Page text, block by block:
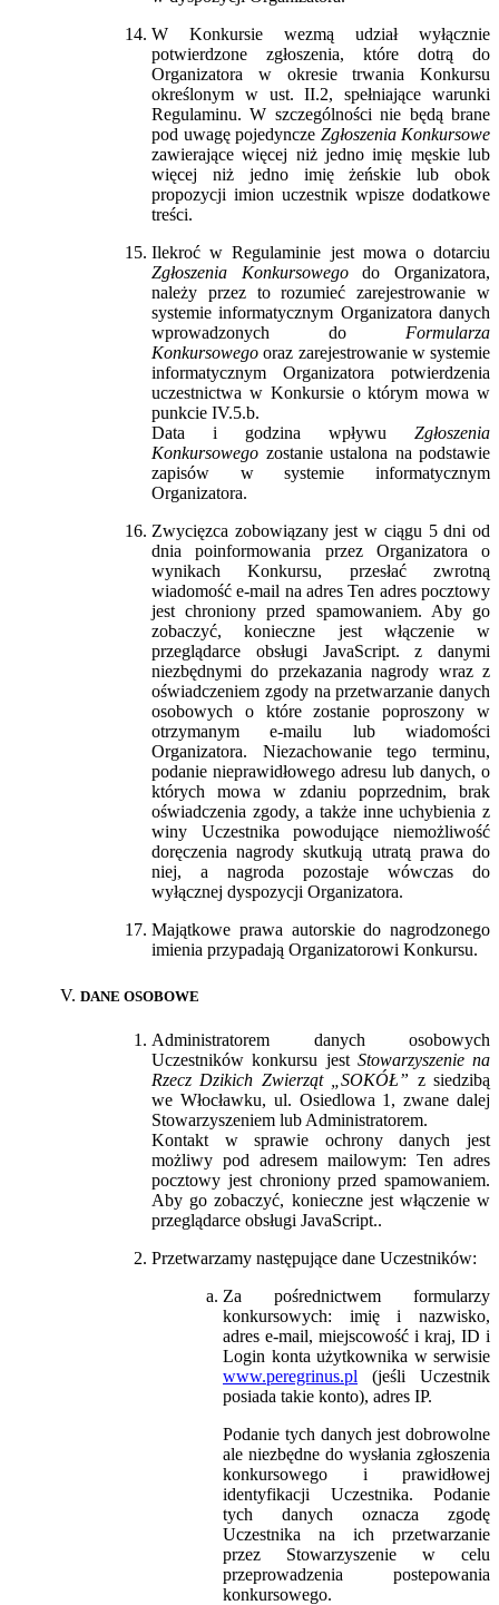
W Konkursie wezmą udział wyłącznie
potwierdzone zgłoszenia, które dotrą do
Organizatora w okresie trwania Konkursu
określonym w ust. II.2, spełniające warunki
Regulaminu. W szczególności nie będą brane
pod uwagę pojedyncze Zgłoszenia Konkursowe
zawierające więcej niż jedno imię męskie lub
więcej niż jedno imię żeńskie lub obok
propozycji imion uczestnik wpisze dodatkowe
treści.
Ilekroć w Regulaminie jest mowa o dotarciu
Zgłoszenia Konkursowegodo Organizatora,
należy przez to rozumieć zarejestrowanie w
systemie informatycznym Organizatora danych
wprowadzonych do Formularza
Konkursowego oraz zarejestrowanie w systemie
informatycznym Organizatora potwierdzenia
uczestnictwa w Konkursie o którym mowa w
punkcie IV.5.b.
Data i godzina wpływu Zgłoszenia
Konkursowego zostanie ustalona na podstawie
zapisów w systemie informatycznym
Organizatora.
Zwycięzca zobowiązany jest w ciągu 5 dni od
dnia poinformowania przez Organizatora o
wynikach Konkursu, przesłać zwrotną
wiadomość e-mail na adresTen adres pocztowy
jest chroniony przed spamowaniem. Aby go
zobaczyć, konieczne jest włączenie w
przeglądarce obsługi JavaScript. z danymi
niezbędnymi do przekazania nagrody wraz z
oświadczeniem zgody na przetwarzanie danych
osobowych o które zostanie poproszony w
otrzymanym e-mailu lub wiadomości
Organizatora. Niezachowanie tego terminu,
podanie nieprawidłowego adresu lub danych, o
których mowa w zdaniu poprzednim, brak
oświadczenia zgody, a także inne uchybienia z
winy Uczestnika powodujące niemożliwość
doręczenia nagrody skutkują utratą prawa do
niej, a nagroda pozostaje wówczas do
wyłącznej dyspozycji Organizatora.
Majątkowe prawa autorskie do nagrodzonego
imienia przypadają Organizatorowi Konkursu.
DANE OSOBOWE
Administratorem danych osobowych
Uczestników konkursu jest Stowarzyszenie na
Rzecz Dzikich Zwierząt „SOKÓŁ” z siedzibą
we Włocławku, ul. Osiedlowa 1, zwane dalej
Stowarzyszeniem lub Administratorem.
Kontakt w sprawie ochrony danych jest
możliwy pod adresem mailowym: Ten adres
pocztowy jest chroniony przed spamowaniem.
Aby go zobaczyć, konieczne jest włączenie w
przeglądarce obsługi JavaScript..
Przetwarzamy następujące dane Uczestników:
Za pośrednictwem formularzy
konkursowych: imię i nazwisko,
adres e-mail, miejscowość i kraj, ID i
Login konta użytkownika w serwisie
www.peregrinus.pl (jeśli Uczestnik
posiada takie konto), adres IP.
Podanie tych danych jest dobrowolne
ale niezbędne do wysłania zgłoszenia
konkursowego i prawidłowej
identyfikacji Uczestnika. Podanie
tych danych oznacza zgodę
Uczestnika na ich przetwarzanie
przez Stowarzyszenie w celu
przeprowadzenia postepowania
konkursowego.